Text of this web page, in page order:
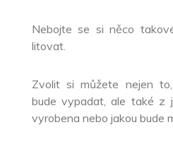
Nebojte se si něco
litovat.
Zvolit si můžete nejen
bude vypadat, ale také z
vyrobena nebo jakou bude